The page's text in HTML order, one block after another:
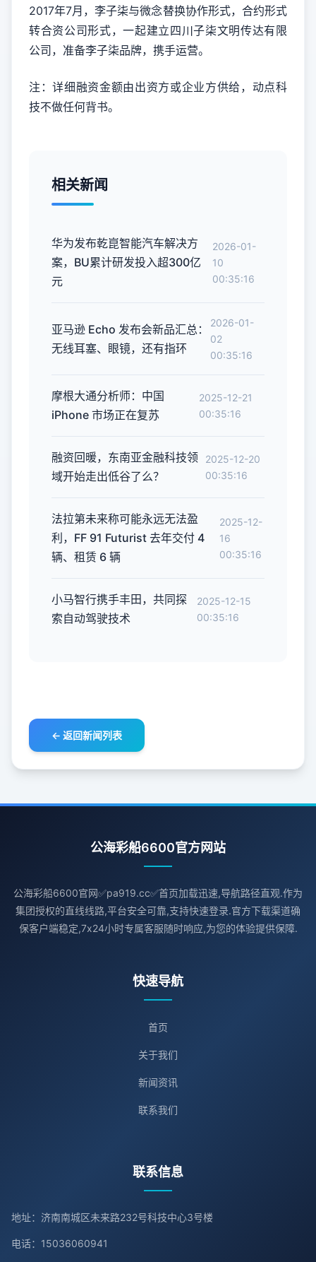
2017年7月，李子柒与微念替换协作形式，合约形式
转合资公司形式，一起建立四川子柒文明传达有限
公司，准备李子柒品牌，携手运营。
注：详细融资金额由出资方或企业方供给，动点科
技不做任何背书。
相关新闻
华为发布乾崑智能汽车解决方
案，BU累计研发投入超300亿
元
2026-01-
10
00:35:16
亚马逊 Echo 发布会新品汇总：
无线耳塞、眼镜，还有指环
2026-01-
02
00:35:16
摩根大通分析师：中国
iPhone 市场正在复苏
2025-12-21
00:35:16
融资回暖，东南亚金融科技领
域开始走出低谷了么？
2025-12-20
00:35:16
法拉第未来称可能永远无法盈
利，FF 91 Futurist 去年交付 4
辆、租赁 6 辆
2025-12-
16
00:35:16
小马智行携手丰田，共同探
索自动驾驶技术
2025-12-15
00:35:16
← 返回新闻列表
公海彩船6600官方网站
公海彩船6600官网✅pa919.cc✅首页加载迅速,导航路径直观.作为
集团授权的直线线路,平台安全可靠,支持快速登录.官方下载渠道确
保客户端稳定,7x24小时专属客服随时响应,为您的体验提供保障.
快速导航
首页
关于我们
新闻资讯
联系我们
联系信息
地址：济南南城区未来路232号科技中心3号楼
电话：15036060941